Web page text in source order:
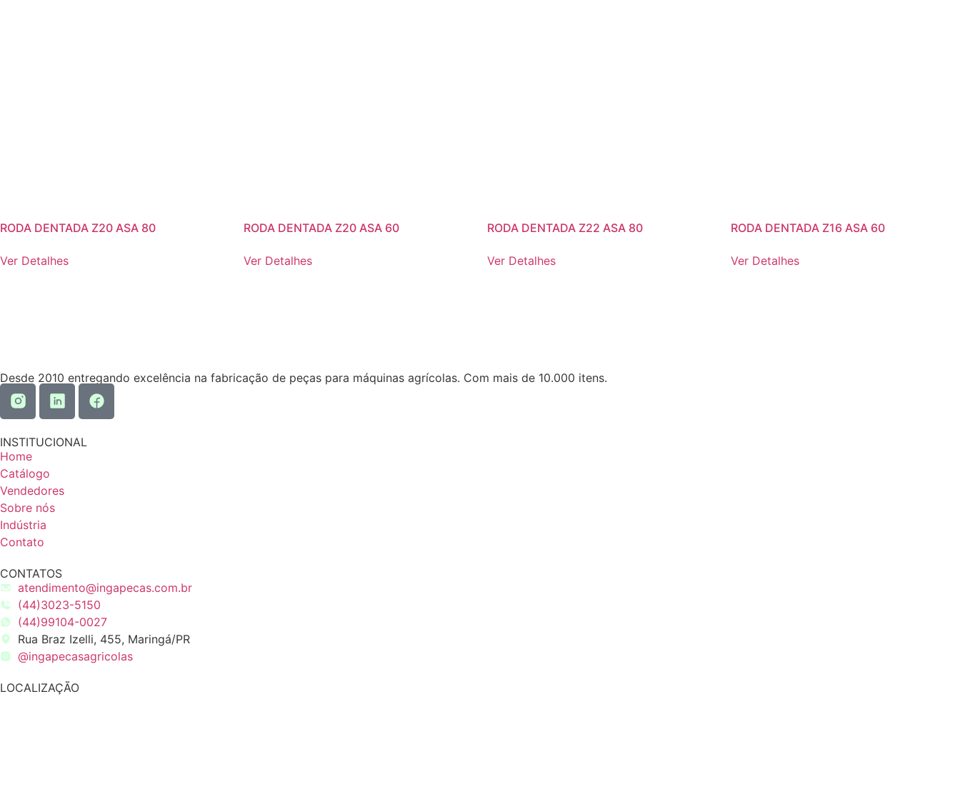
RODA DENTADA Z20 ASA 80
Ver Detalhes
RODA DENTADA Z20 ASA 60
Ver Detalhes
RODA DENTADA Z22 ASA 80
Ver Detalhes
RODA DENTADA Z16 ASA 60
Ver Detalhes
Desde 2010 entregando excelência na fabricação de peças para máquinas agrícolas. Com mais de 10.000 itens.
INSTITUCIONAL
Home
Catálogo
Vendedores
Sobre nós
Indústria
Contato
CONTATOS
atendimento@ingapecas.com.br
(44)3023-5150
(44)99104-0027
Rua Braz Izelli, 455, Maringá/PR
@ingapecasagricolas
LOCALIZAÇÃO